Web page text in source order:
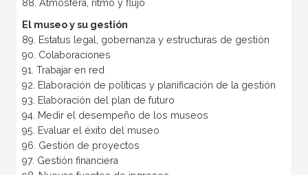
88. Atmósfera, ritmo y flujo
El museo y su gestión
89. Estatus legal, gobernanza y estructuras de gestión
90. Colaboraciones
91. Trabajar en red
92. Elaboración de políticas y planificación de la gestión
93. Elaboración del plan de futuro
94. Medir el desempeño de los museos
95. Evaluar el éxito del museo
96. Gestión de proyectos
97. Gestión financiera